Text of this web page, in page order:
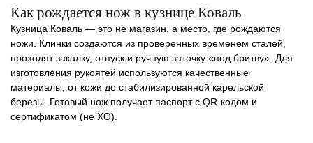
Как рождается нож в кузнице Коваль
Кузница Коваль — это не магазин, а место, где рождаются
ножи. Клинки создаются из проверенных временем сталей,
проходят закалку, отпуск и ручную заточку «под бритву». Для
изготовления рукоятей используются качественные
материалы, от кожи до стабилизированной карельской
берёзы. Готовый нож получает паспорт с QR-кодом и
сертификатом (не ХО).